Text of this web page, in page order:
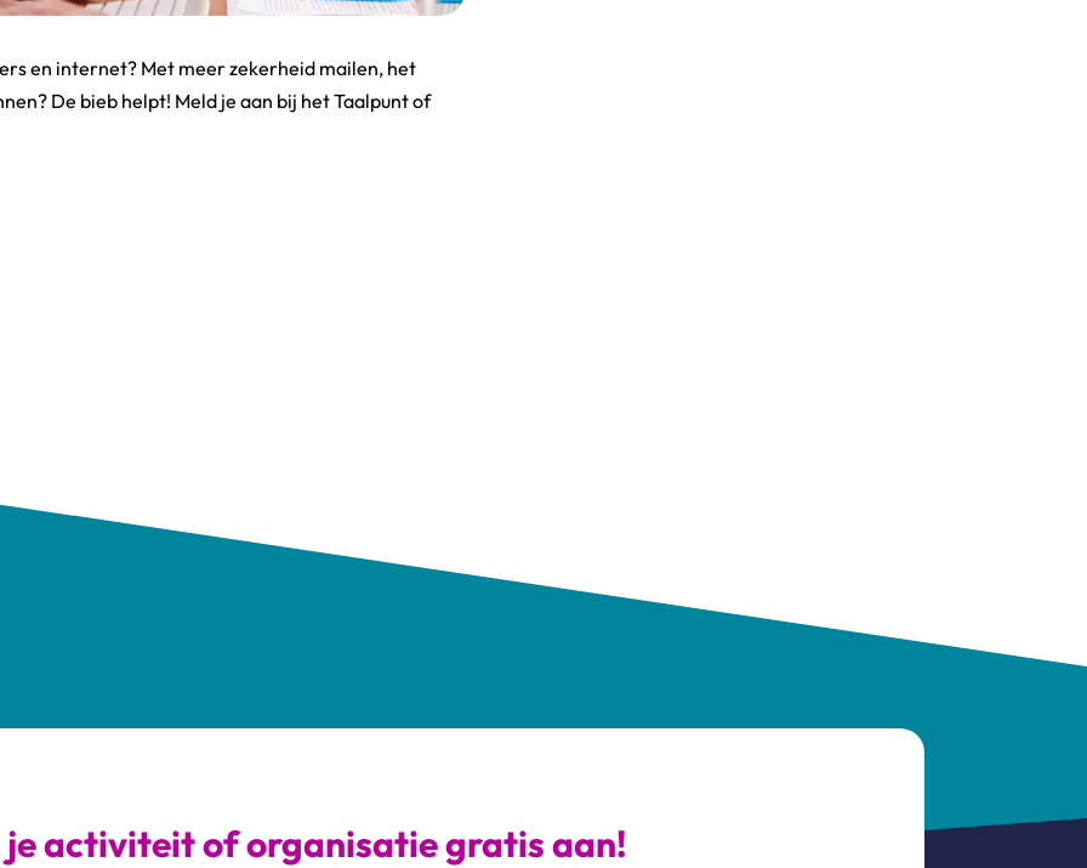
en internet? Met meer zekerheid mailen, het
De bieb helpt! Meld je aan bij het Taalpunt of
je activiteit of organisatie gratis aan!